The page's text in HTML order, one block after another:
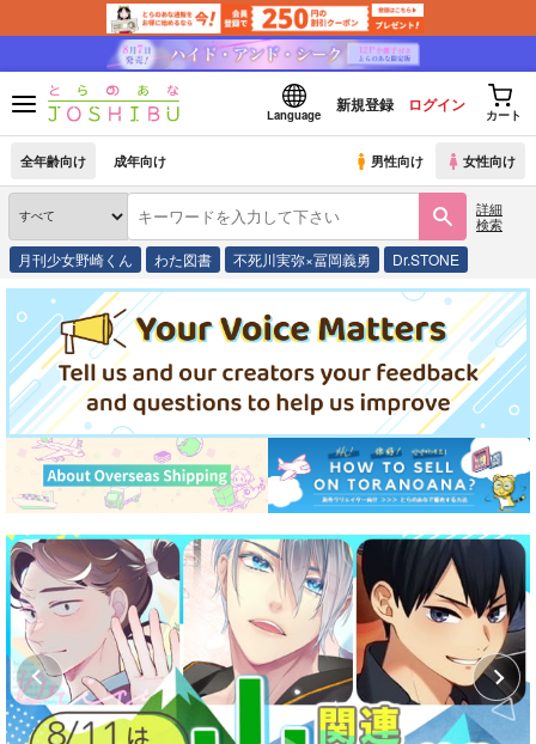
Language
新規登録 ログイン
カート
全年齢向け 成年向け 男性向け 女性向け
詳細
検索
月刊少女野崎くん わた図書 不死川実弥×冨岡義勇 Dr.STONE